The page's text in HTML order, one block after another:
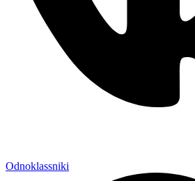
Odnoklassniki